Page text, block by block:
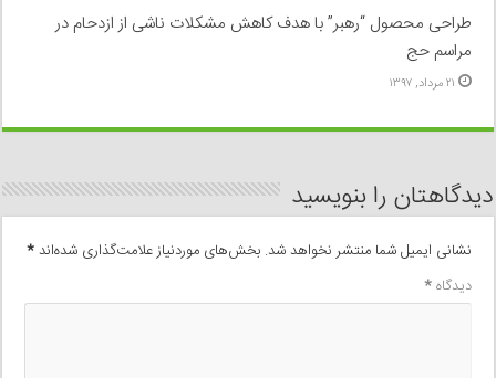
طراحی محصول “رهبر” با هدف کاهش مشکلات ناشی از ازدحام در
مراسم حج
۲۱ مرداد, ۱۳۹۷
دیدگاهتان را بنویسید
نشانی ایمیل شما منتشر نخواهد شد. بخش‌های موردنیاز علامت‌گذاری شده‌اند*
دیدگاه*